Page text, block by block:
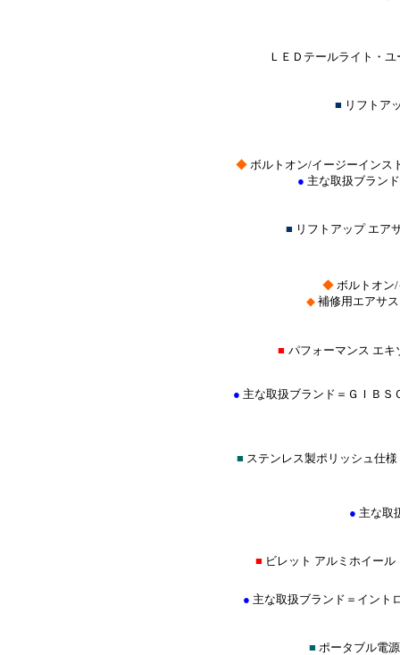
ＬＥＤテールライト・
■ リフトア
◆ ボルトオン/イージーインス
● 主な取扱ブラン
■ リフトアップ エ
◆ ボルトオン
◆ 補修用エアサ
■ パフォーマンス エ
● 主な取扱ブランド＝ＧＩＢ
■ ステンレス製ポリッシュ仕
● 主な取
■ ビレット アルミホイー
● 主な取扱ブランド＝イント
■ ポータブル電